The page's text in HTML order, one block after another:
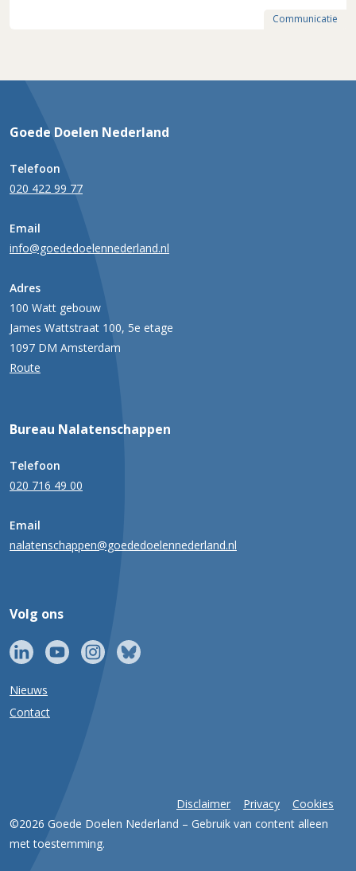
Communicatie
Goede Doelen Nederland
Telefoon
020 422 99 77
Email
info@goededoelennederland.nl
Adres
100 Watt gebouw
James Wattstraat 100, 5e etage
1097 DM Amsterdam
Route
Bureau Nalatenschappen
Telefoon
020 716 49 00
Email
nalatenschappen@goededoelennederland.nl
Volg ons
Nieuws
Contact
Disclaimer Privacy
Cookies
©2026 Goede Doelen Nederland – Gebruik van content alleen
met toestemming.